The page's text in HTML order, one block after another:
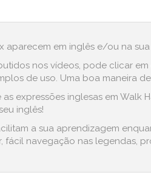
aparecem em inglês e/ou na
nos vídeos, pode clicar
de uso. Uma boa maneira
expressões inglesas em Walk
inglês!
a sua aprendizagem
fácil navegação nas legendas,